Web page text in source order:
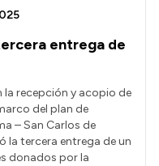
entrega de
la recepción y acopio de
del plan de
– San Carlos de
la tercera entrega de un
donados por la